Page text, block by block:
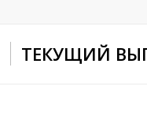
ТЕКУЩИЙ